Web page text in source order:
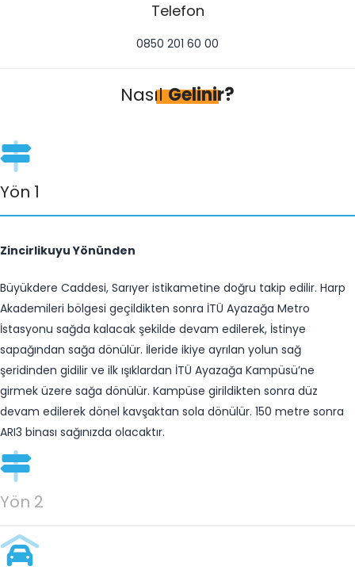
Telefon
0850 201 60 00​
NasılGelinir?
Yön 1
Zincirlikuyu Yönünden​​
Büyükdere Caddesi, Sarıyer istikametine doğru takip edilir. Harp
Akademileri bölgesi geçildikten sonra İTÜ Ayazağa Metro
İstasyonu sağda kalacak şekilde devam edilerek, İstinye
sapağından sağa dönülür. İleride ikiye ayrılan yolun sağ
şeridinden gidilir ve ilk ışıklardan İTÜ Ayazağa Kampüsü’ne
girmek üzere sağa dönülür. Kampüse girildikten sonra düz
devam edilerek dönel kavşaktan sola dönülür. 150 metre sonra
ARI3 binası sağınızda olacaktır.
Yön 2